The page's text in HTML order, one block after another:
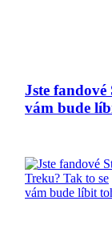
Jste
vám bude